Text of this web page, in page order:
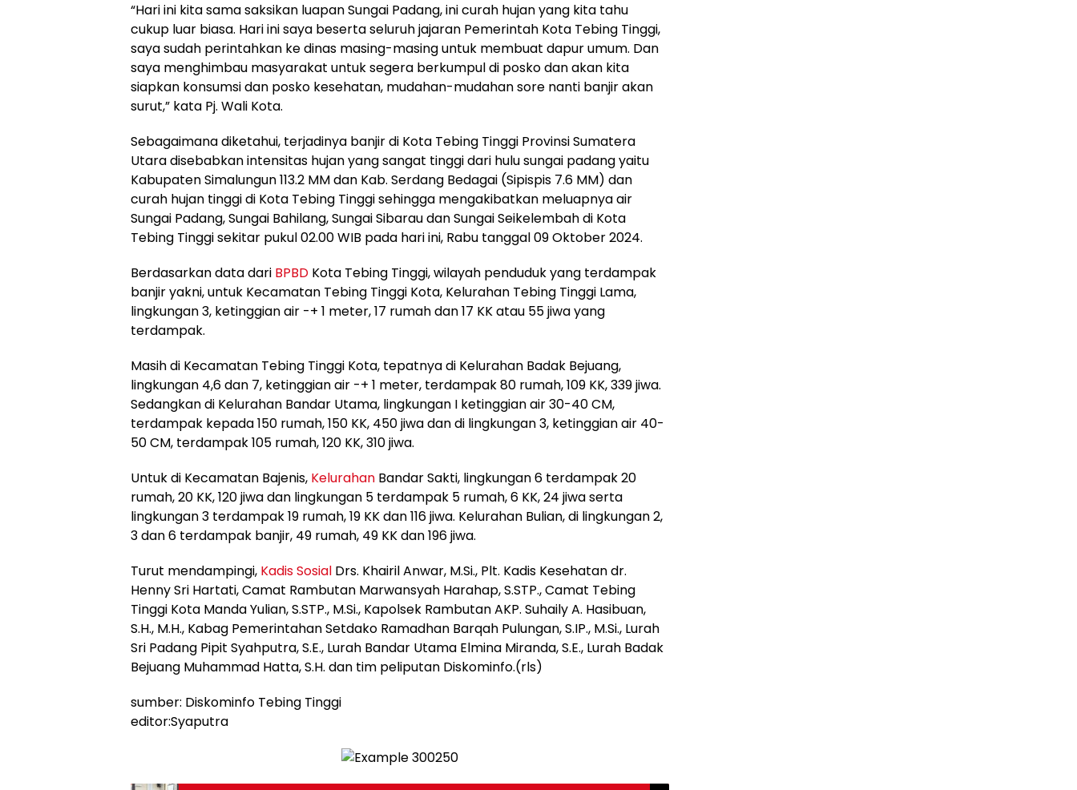
“Hari ini kita sama saksikan luapan Sungai Padang, ini curah hujan yang kita tahu
cukup luar biasa. Hari ini saya beserta seluruh jajaran Pemerintah Kota Tebing Tinggi,
saya sudah perintahkan ke dinas masing-masing untuk membuat dapur umum. Dan
saya menghimbau masyarakat untuk segera berkumpul di posko dan akan kita
siapkan konsumsi dan posko kesehatan, mudahan-mudahan sore nanti banjir akan
surut,” kata Pj. Wali Kota.
Sebagaimana diketahui, terjadinya banjir di Kota Tebing Tinggi Provinsi Sumatera
Utara disebabkan intensitas hujan yang sangat tinggi dari hulu sungai padang yaitu
Kabupaten Simalungun 113.2 MM dan Kab. Serdang Bedagai (Sipispis 7.6 MM) dan
curah hujan tinggi di Kota Tebing Tinggi sehingga mengakibatkan meluapnya air
Sungai Padang, Sungai Bahilang, Sungai Sibarau dan Sungai Seikelembah di Kota
Tebing Tinggi sekitar pukul 02.00 WIB pada hari ini, Rabu tanggal 09 Oktober 2024.
Berdasarkan data dari BPBD Kota Tebing Tinggi, wilayah penduduk yang terdampak
banjir yakni, untuk Kecamatan Tebing Tinggi Kota, Kelurahan Tebing Tinggi Lama,
lingkungan 3, ketinggian air -+ 1 meter, 17 rumah dan 17 KK atau 55 jiwa yang
terdampak.
Masih di Kecamatan Tebing Tinggi Kota, tepatnya di Kelurahan Badak Bejuang,
lingkungan 4,6 dan 7, ketinggian air -+ 1 meter, terdampak 80 rumah, 109 KK, 339 jiwa.
Sedangkan di Kelurahan Bandar Utama, lingkungan I ketinggian air 30-40 CM,
terdampak kepada 150 rumah, 150 KK, 450 jiwa dan di lingkungan 3, ketinggian air 40-
50 CM, terdampak 105 rumah, 120 KK, 310 jiwa.
Untuk di Kecamatan Bajenis, Kelurahan Bandar Sakti, lingkungan 6 terdampak 20
rumah, 20 KK, 120 jiwa dan lingkungan 5 terdampak 5 rumah, 6 KK, 24 jiwa serta
lingkungan 3 terdampak 19 rumah, 19 KK dan 116 jiwa. Kelurahan Bulian, di lingkungan 2,
3 dan 6 terdampak banjir, 49 rumah, 49 KK dan 196 jiwa.
Turut mendampingi, Kadis Sosial Drs. Khairil Anwar, M.Si., Plt. Kadis Kesehatan dr.
Henny Sri Hartati, Camat Rambutan Marwansyah Harahap, S.STP., Camat Tebing
Tinggi Kota Manda Yulian, S.STP., M.Si., Kapolsek Rambutan AKP. Suhaily A. Hasibuan,
S.H., M.H., Kabag Pemerintahan Setdako Ramadhan Barqah Pulungan, S.IP., M.Si., Lurah
Sri Padang Pipit Syahputra, S.E., Lurah Bandar Utama Elmina Miranda, S.E., Lurah Badak
Bejuang Muhammad Hatta, S.H. dan tim peliputan Diskominfo.(rls)
sumber: Diskominfo Tebing Tinggi
editor:Syaputra